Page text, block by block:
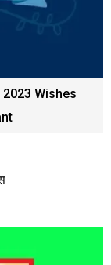
Wishes